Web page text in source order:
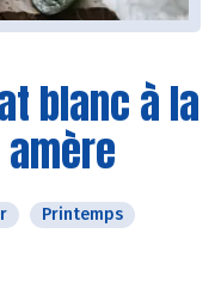
blanc à la
Printemps